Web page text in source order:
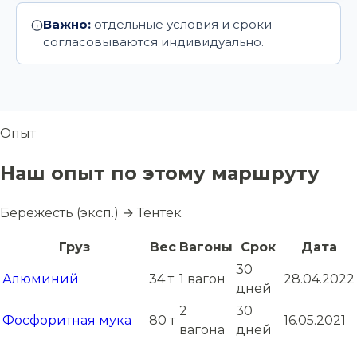
Важно: отдельные условия и сроки
согласовываются индивидуально.
Опыт
Наш опыт по этому маршруту
Бережесть (эксп.) → Тентек
Груз Вес Вагоны Срок Дата
Алюминий 34 т 1 вагон
30
дней
28.04.2022
Фосфоритная мука 80 т
2
вагона
30
дней
16.05.2021